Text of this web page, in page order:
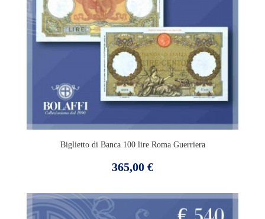
Biglietto di Banca 100 lire Roma Guerriera
Prezzo
365,00 €